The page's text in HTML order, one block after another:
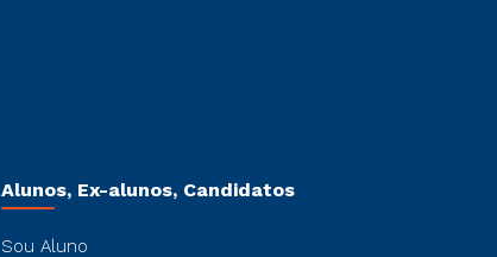
Alunos, Ex-alunos, Candidatos
Sou Aluno